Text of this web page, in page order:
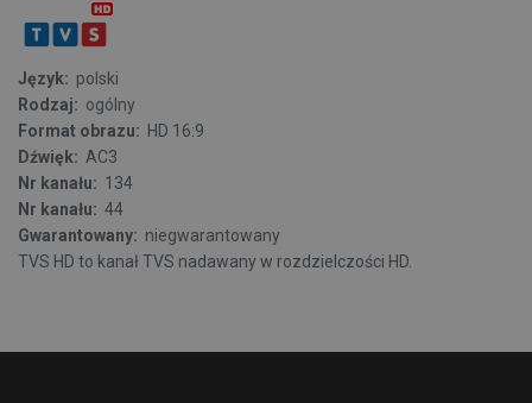
Język: polski
Rodzaj: ogólny
Format obrazu: HD 16:9
Dźwięk: AC3
Nr kanału: 134
Nr kanału: 44
Gwarantowany: niegwarantowany
TVS HD to kanał TVS nadawany w rozdzielczości HD.